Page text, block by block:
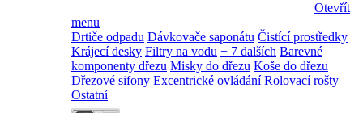
Otevřít
menu
Drtiče odpadu Dávkovače saponátu Čistící prostředky
Krájecí desky Filtry na vodu + 7 dalších Barevné
komponenty dřezu Misky do dřezu Koše do dřezu
Dřezové sifony Excentrické ovládání Rolovací rošty
Ostatní